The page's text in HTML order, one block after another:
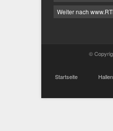
Weiter nach
©
Startseite